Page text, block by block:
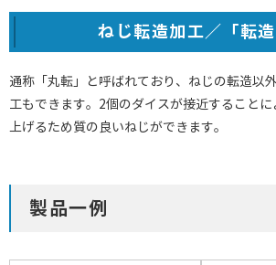
ねじ転造加工／「転造
通称「丸転」と呼ばれており、ねじの転造以
工もできます。2個のダイスが接近すること
上げるため質の良いねじができます。
製品一例